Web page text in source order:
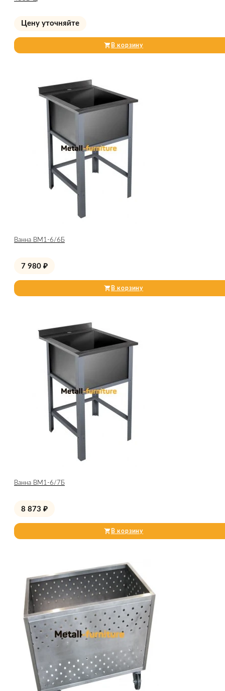
Цену уточняйте
В корзину
Ванна ВМ1-6/6Б
7 980 ₽
В корзину
Ванна ВМ1-6/7Б
8 873 ₽
В корзину